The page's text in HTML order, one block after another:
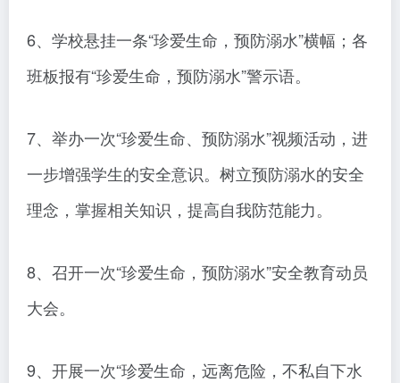
6、学校悬挂一条“珍爱生命，预防溺水”横幅；各
班板报有“珍爱生命，预防溺水”警示语。
7、举办一次“珍爱生命、预防溺水”视频活动，进
一步增强学生的安全意识。树立预防溺水的安全
理念，掌握相关知识，提高自我防范能力。
8、召开一次“珍爱生命，预防溺水”安全教育动员
大会。
9、开展一次“珍爱生命，远离危险，不私自下水